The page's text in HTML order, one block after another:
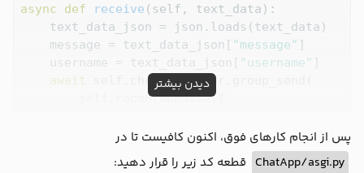
async
def receive ( self, text_data ):
	message = text_data_json[
"message" ]
	username = text_data_json[
"username" ]
await self.channel_layer.group_send(
"message" : message ,
: username ,
دیدن بیشتر
پس از انجام کارهای فوق، اکنون کافیست تا در
ChatApp/asgi.py قطعه کد زیر را قرار دهید: